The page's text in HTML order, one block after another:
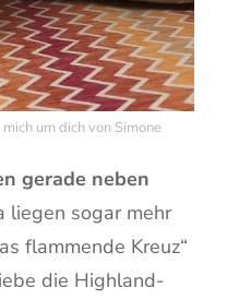
um dich von Simone
gerade neben
liegen sogar mehr
flammende Kreuz“
die Highland-